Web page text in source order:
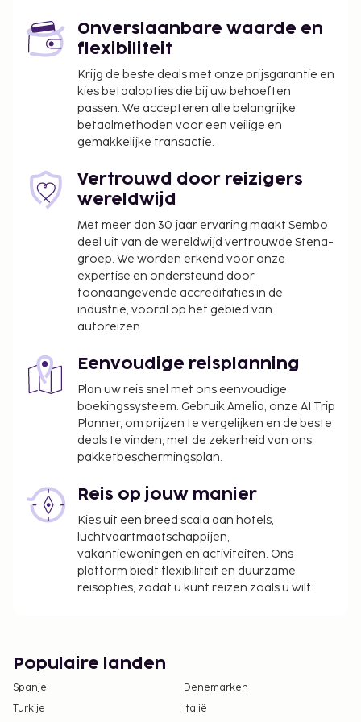
Collection is Düsseldorf International Airport (DUS).
Enkele van de voorzieningen zijn een 24-uurs
businesscentrum, een stomerij/wasserijservice en
een 24-uurs receptie. Plan je een evenement in
Düsseldorf? Kies voor dit hotel met 1225 vierkante
meter aan ruimte, waaronder een
vanaf de luchthaven is 24 uur per dag tegen
betaling beschikbaar en ter plaatse heb je
parkeerplaatsen. Loop vooral de vele recreatieve
voorzieningen zoals een binnenzwembad, een
bubbelbad en een sauna niet mis. Enkele
voorzieningen van dit hotel zijn gratis wifi,
conciërgeservices en oppasservices (toeslag).
Geniet van internationale gerechten bij Restaurant
Kö59, een restaurant met een bar/lounge, of blijf
roomservice. Op werkdagen wordt er tegen
betaling een ontbijtbuffet geserveerd van 06.30 uur
tot 10.30 uur en in het weekend is dit beschikbaar
van 06.30 uur tot 11.00 uur.
De volgende kosten dienen bij de accommodatie te
toepasselijke belastingen zijn:
De stad heft de volgende belasting: EUR 3.00
per persoon, per nacht voor maximaal 21
nachten. Deze belasting is niet van toepassing
op kinderen die jonger zijn dan 18 jaar.
volwassenen en ca. EUR 22.50 voor kinderen
Toeslag voor luchthavenshuttle: EUR 150 per
voertuig (passagierscapaciteit: 4)
Onverslaanbare waarde en
flexibiliteit
Krijg de beste deals met onze prijsgarantie en
kies betaalopties die bij uw behoeften
passen. We accepteren alle belangrijke
betaalmethoden voor een veilige en
gemakkelijke transactie.
Vertrouwd door reizigers
wereldwijd
Met meer dan 30 jaar ervaring maakt Sembo
deel uit van de wereldwijd vertrouwde Stena-
groep. We worden erkend voor onze
expertise en ondersteund door
toonaangevende accreditaties in de
industrie, vooral op het gebied van
autoreizen.
Eenvoudige reisplanning
Plan uw reis snel met ons eenvoudige
boekingssysteem. Gebruik Amelia, onze AI Trip
Planner, om prijzen te vergelijken en de beste
deals te vinden, met de zekerheid van ons
pakketbeschermingsplan.
Reis op jouw manier
Kies uit een breed scala aan hotels,
luchtvaartmaatschappijen,
vakantiewoningen en activiteiten. Ons
platform biedt flexibiliteit en duurzame
reisopties, zodat u kunt reizen zoals u wilt.
Populaire landen
Spanje
Denemarken
Turkije
Italië